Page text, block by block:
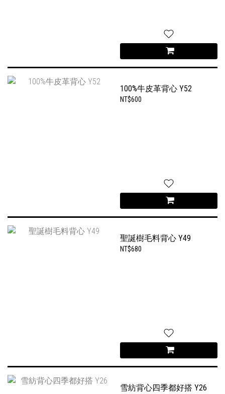
100%牛皮革背心 Y52
NT$600
聖誕樹毛料背心 Y49
NT$680
雪紡背心四季都好搭 Y26